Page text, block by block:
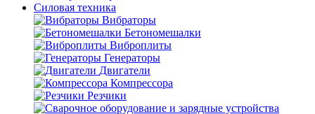
Силовая техника
Вибраторы
Бетономешалки
Виброплиты
Генераторы
Двигатели
Компрессора
Резчики